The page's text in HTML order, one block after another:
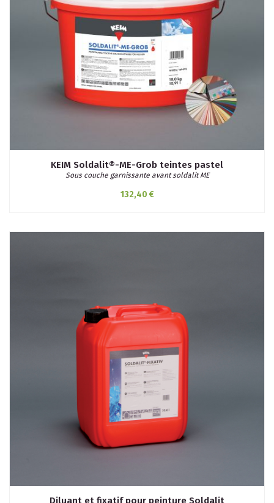
KEIM Soldalit®-ME-Grob teintes pastel
Sous couche garnissante avant soldalit ME
132,40 €
Diluant et fixatif pour peinture Soldalit